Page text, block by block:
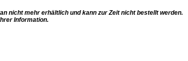
nicht mehr erhältlich und kann zur Zeit nicht bestellt werden.
Information.